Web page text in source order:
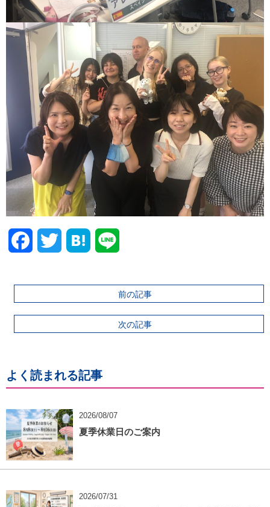
FacebookTwitter
前の記事
次の記事
よく読まれる記事
2026/08/07
夏季休業日のご案内
2026/07/31